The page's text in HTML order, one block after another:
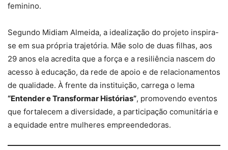
feminino.
Segundo Midiam Almeida, a idealização do projeto inspira-
se em sua própria trajetória. Mãe solo de duas filhas, aos
29 anos ela acredita que a força e a resiliência nascem do
acesso à educação, da rede de apoio e de relacionamentos
de qualidade. À frente da instituição, carrega o lema
“Entender e Transformar Histórias”, promovendo eventos
que fortalecem a diversidade, a participação comunitária e
a equidade entre mulheres empreendedoras.